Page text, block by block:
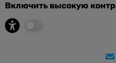
Включить высокую